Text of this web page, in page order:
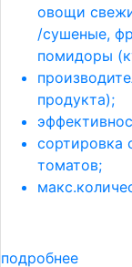
овощи
/сушеные,
помидоры
продукта);
сортировка
томатов;
подробнее